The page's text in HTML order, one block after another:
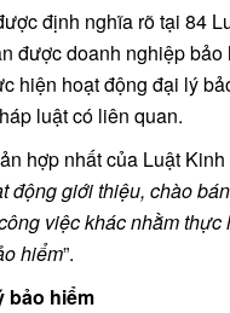
định nghĩa rõ tại 84
được doanh nghiệp
hiện hoạt động đại lý
luật có liên quan.
hợp nhất của Luật
động giới thiệu, chào
việc khác nhằm
hiểm”.
bảo hiểm